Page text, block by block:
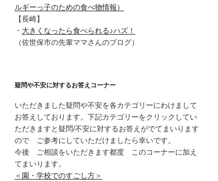
ルギーっ子のための食べ物情報）
【長崎】
・ 大きくなったら食べられる♪ハズ！
（佐世保市の先輩ママさんのブログ）
疑問や不安に対するお答えコーナー
いただきました疑問や不安を各カテゴリーにわけまして
お答えしております。下記カテゴリーをクリックしてい
ただきますと疑問/不安に対するお答えがでてまいります
ので ご参考にしていただけましたら幸いです。
今後 ご相談をいただきます都度 このコーナーに加え
てまいります。
＜園・学校でのすごし方＞